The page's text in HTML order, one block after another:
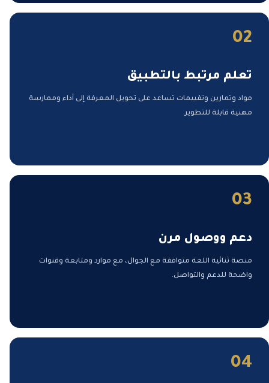
02
تعلم مرتبط بالتطبيق
مواد وتمارين وتقييمات تساعد على تحويل المعرفة إلى أداء وممارسة
مهنية قابلة للتطوير.
03
دعم ووصول مرن
منصة ثنائية اللغة متوافقة مع الجوال، مع موارد ومتابعة وقنوات
واضحة للدعم والتواصل.
04